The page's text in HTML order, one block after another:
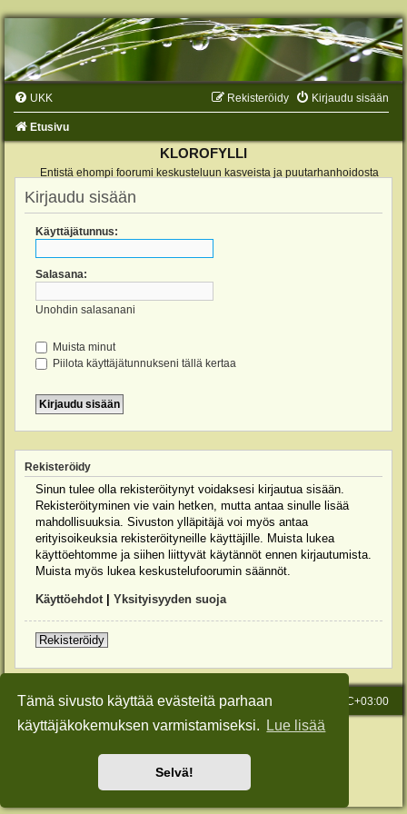
Tämä sivusto käyttää evästeitä parhaan
käyttäjäkokemuksen varmistamiseksi.
Lue lisää
Selvä!
UKK Kirjaudu sisään
Rekisteröidy
Etusivu
KLOROFYLLI
Entistä ehompi foorumi keskusteluun kasveista ja puutarhanhoidosta
Kirjaudu sisään
Käyttäjätunnus:
Salasana:
Unohdin salasanani
Muista minut
Piilota käyttäjätunnukseni tällä kertaa
Rekisteröidy
Sinun tulee olla rekisteröitynyt voidaksesi kirjautua sisään.
Rekisteröityminen vie vain hetken, mutta antaa sinulle lisää
mahdollisuuksia. Sivuston ylläpitäjä voi myös antaa
erityisoikeuksia rekisteröityneille käyttäjille. Muista lukea
käyttöehtomme ja siihen liittyvät käytännöt ennen kirjautumista.
Muista myös lukea keskustelufoorumin säännöt.
Käyttöehdot| Yksityisyyden suoja
Rekisteröidy
Etusivu Kaikki ajat ovat UTC+03:00
Viesti Ylläpidolle
Keskustelufoorumin ohjelmistophpBB® Forum Software © phpBB Limited